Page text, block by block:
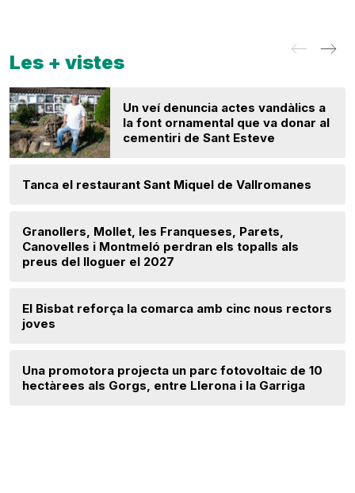
Les + vistes
Un veí denuncia actes vandàlics a
la font ornamental que va donar al
cementiri de Sant Esteve
Tanca el restaurant Sant Miquel de Vallromanes
Granollers, Mollet, les Franqueses, Parets,
Canovelles i Montmeló perdran els topalls als
preus del lloguer el 2027
El Bisbat reforça la comarca amb cinc nous rectors
joves
Una promotora projecta un parc fotovoltaic de 10
hectàrees als Gorgs, entre Llerona i la Garriga